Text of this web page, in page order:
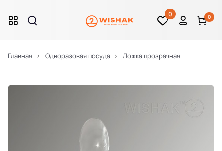
0 0
Главная Одноразовая посуда Ложка прозрачная